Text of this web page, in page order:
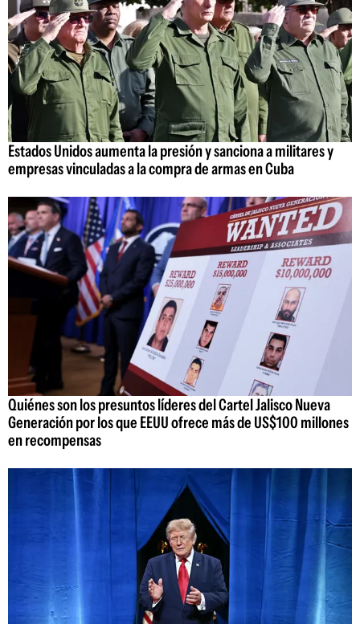
Estados Unidos aumenta la presión y sanciona a militares y
empresas vinculadas a la compra de armas en Cuba
Quiénes son los presuntos líderes del Cartel Jalisco Nueva
Generación por los que EEUU ofrece más de US$100 millones
en recompensas